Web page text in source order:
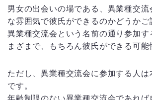
男女の出会いの場である、異業種交流
な雰囲気で彼氏ができるのかどうかご
異業種交流会という名前の通り参加す
まざまで、もちろん彼氏ができる可能
ただし、異業種交流会に参加する人は
です。
年齢制限のない異業種交流会であれば